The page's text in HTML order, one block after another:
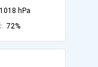
1018 hPa
72%